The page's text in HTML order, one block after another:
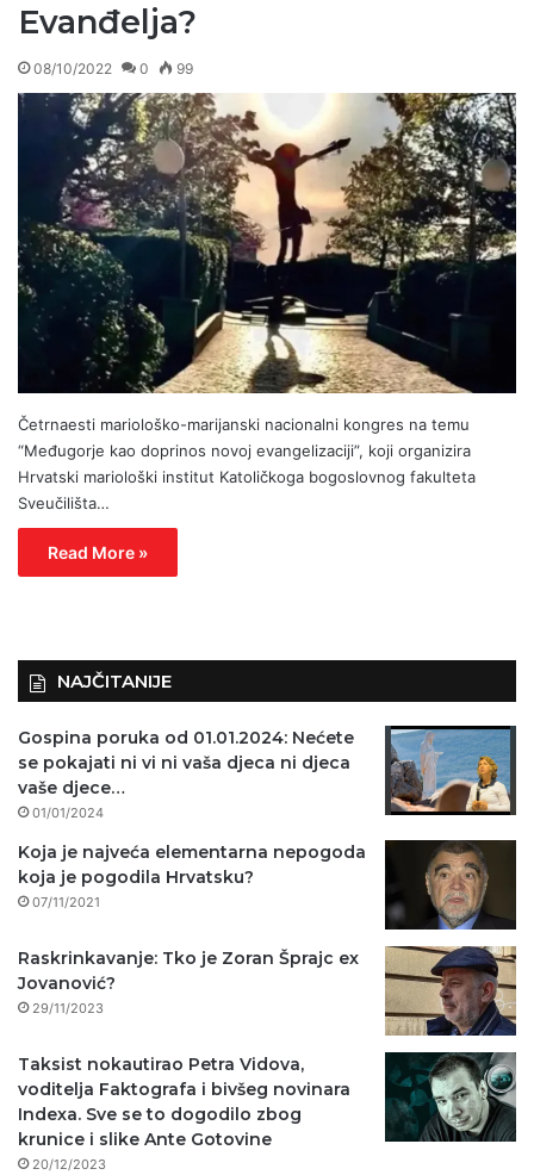
Evanđelja?
08/10/2022 0 99
Četrnaesti mariološko-marijanski nacionalni kongres na temu
“Međugorje kao doprinos novoj evangelizaciji”, koji organizira
Hrvatski mariološki institut Katoličkoga bogoslovnog fakulteta
Sveučilišta…
Read More »
NAJČITANIJE
Gospina poruka od 01.01.2024: Nećete
se pokajati ni vi ni vaša djeca ni djeca
vaše djece…
01/01/2024
Koja je najveća elementarna nepogoda
koja je pogodila Hrvatsku?
07/11/2021
Raskrinkavanje: Tko je Zoran Šprajc ex
Jovanović?
29/11/2023
Taksist nokautirao Petra Vidova,
voditelja Faktografa i bivšeg novinara
Indexa. Sve se to dogodilo zbog
krunice i slike Ante Gotovine
20/12/2023